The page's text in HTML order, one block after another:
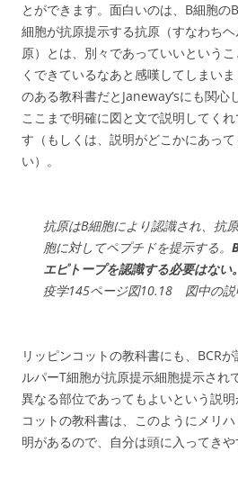
とができます。面白いのは、B細胞の
細胞が抗原提示する抗原（すなわち
原）とは、別々であっていいという
くできているなあと感嘆してしまい
のある教科書だとJaneway’sにも関心
ここまで明確に図と文で説明してく
す（もしくは、説明がどこかにあっ
い）。
抗原はB細胞により認識され、抗
胞に対してペプチドを提示する。
エピトープを認識する必要はない。
疫学145ページ図10.18 図中の説
リッピンコットの教科書にも、BCR
ルパーT細胞が抗原提示細胞提示され
異なる部位であってもよいという説
コットの教科書は、このようにメリ
明があるので、自分は頭に入ってきや